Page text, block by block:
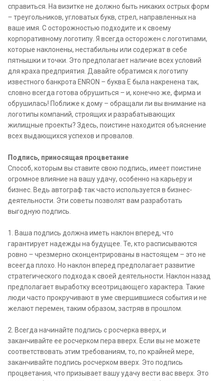
справиться. На визитке не должно быть никаких острых форм
– треугольников, угловатых букв, стрел, направленных на
ваше имя. С осторожностью подходите и к своему
корпоративному логотипу. Я всегда осторожен с логотипами,
которые наклонены, нестабильны или содержат в себе
пятнышки и точки. Это предполагает наличие всех условий
для краха предприятия. Давайте обратимся к логотипу
известного банкрота ENRON – буква Е была накренена так,
словно всегда готова обрушиться – и, конечно же, фирма и
обрушилась! Поближе к дому – обращали ли вы внимание на
логотипы компаний, строящих и разрабатывающих
жилищные проекты? Здесь, поистине находится объяснение
всех выдающихся успехов и провалов.
Подпись, приносящая процветание
Способ, которым вы ставите свою подпись, имеет поистине
огромное влияние на вашу удачу, особенно на карьеру и
бизнес. Ведь автограф так часто используется в бизнес-
деятельности. Эти советы позволят вам разработать
выгодную подпись.
1. Ваша подпись должна иметь наклон вперед, что
гарантирует надежды на будущее. Те, кто расписываются
ровно – чрезмерно сконцентрированы в настоящем – это не
всеегда плохо. Но наклон вперед предполагает развитие
стратегического подхода к своей деятельности. Наклон назад
предполагает выработку всеотрицающего характера. Такие
люди часто прокручивают в уме свершившиеся события и не
желают перемен, таким образом, застряв в прошлом.
2. Всегда начинайте подпись с росчерка вверх, и
заканчивайте ее росчерком пера вверх. Если вы не можете
соответствовать этим требованиям, то, по крайней мере,
заканчивайте подпись росчерком вверх. Это подпись
процветания, что призывает вашу удачу вести вас вверх. Это